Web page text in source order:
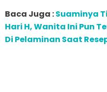
Baca Juga :Suaminya
Hari H, Wanita Ini Pun
Di Pelaminan Saat